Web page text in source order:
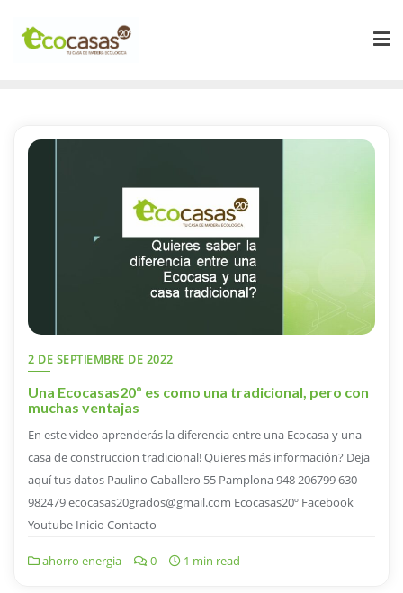
2 DE SEPTIEMBRE DE 2022
Una Ecocasas20º es como una tradicional, pero con
muchas ventajas
En este video aprenderás la diferencia entre una Ecocasa y una
casa de construccion tradicional! Quieres más información? Deja
aquí tus datos Paulino Caballero 55 Pamplona 948 206799 630
982479 ecocasas20grados@gmail.com Ecocasas20º Facebook
Youtube Inicio Contacto
ahorro energia 0 1 min read